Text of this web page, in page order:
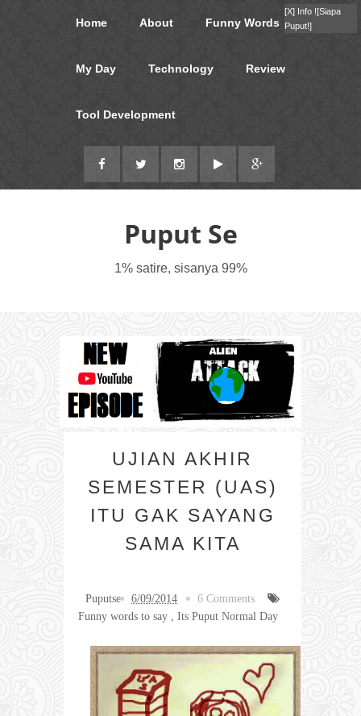
Home About Funny Words
My Day Technology Review
Tool Development
Puput Se
1% satire, sisanya 99%
UJIAN AKHIR
SEMESTER (UAS)
ITU GAK SAYANG
SAMA KITA
Puputse 6/09/2014
6 Comments
Funny words to say, Its Puput Normal Day
[X] Info ![Siapa
Puput!]